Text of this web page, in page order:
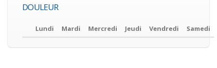
DOULEUR
Lundi Mardi Mercredi Jeudi Vendredi Samedi